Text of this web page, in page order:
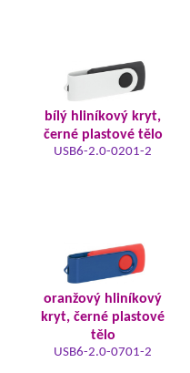
bílý hliníkový kryt,
černé plastové tělo
USB6-2.0-0201-2
oranžový hliníkový
kryt, černé plastové
tělo
USB6-2.0-0701-2